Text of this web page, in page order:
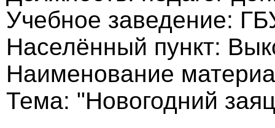
Учебное заведение:
Населённый пункт:
Наименование
Тема: "Новогодний